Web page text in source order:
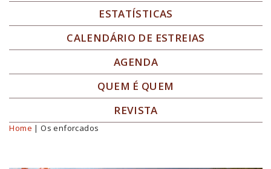
ESTATÍSTICAS
CALENDÁRIO DE ESTREIAS
AGENDA
QUEM É QUEM
REVISTA
Você está aqui
Home | Os enforcados